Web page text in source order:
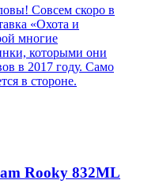
Совсем скоро в
«Охота и
многие
которыми они
в 2017 году. Само
в стороне.
Rooky 832ML